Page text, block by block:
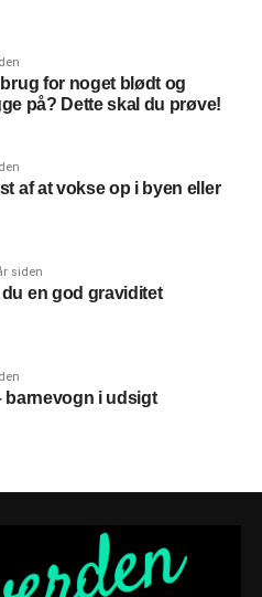
for noget blødt og
på? Dette skal du prøve!
af at vokse op i byen eller
siden
en god graviditet
barnevogn i udsigt